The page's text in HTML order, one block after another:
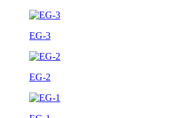
EG-3
EG-2